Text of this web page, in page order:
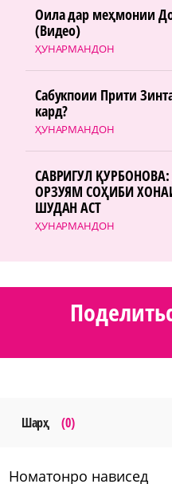
ҲУНАРМАНДОН
Оила дар меҳмонии
(Видео)
ҲУНАРМАНДОН
Сабукпоии Прити
кард?
ҲУНАРМАНДОН
САВРИГУЛ
ОРЗУЯМ СОҲИБИ
ШУДАН АСТ
Шарҳ (0)
номатонро нависед